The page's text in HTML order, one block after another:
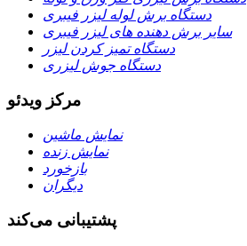
دستگاه برش لوله لیزر فیبری
سایر برش دهنده های لیزر فیبری
دستگاه تمیز کردن لیزر
دستگاه جوش لیزری
مرکز ویدئو
نمایش ماشین
نمایش زنده
بازخورد
دیگران
پشتیبانی می‌کند